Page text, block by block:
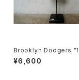
Brooklyn Dodgers
ollection" 59FIFTY
Cap
¥6,600